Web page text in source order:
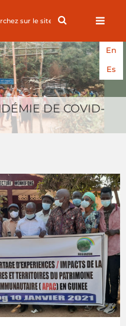
En
Es
DE COVID-